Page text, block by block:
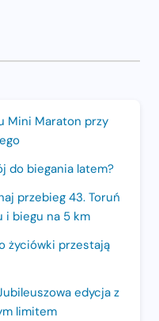
Mini Maraton przy
do biegania latem?
przebieg 43. Toruń
i biegu na 5 km
życiówki przestają
edycja z
limitem